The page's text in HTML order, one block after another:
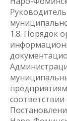
1.8. Порядок